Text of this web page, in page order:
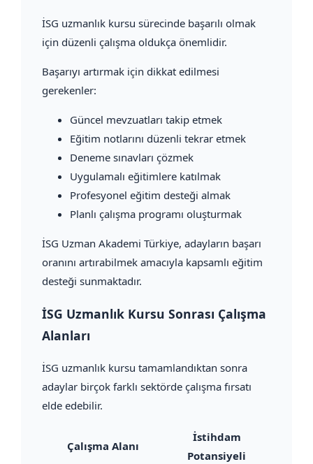
İSG uzmanlık kursu sürecinde başarılı olmak
için düzenli çalışma oldukça önemlidir.
Başarıyı artırmak için dikkat edilmesi
gerekenler:
Güncel mevzuatları takip etmek
Eğitim notlarını düzenli tekrar etmek
Deneme sınavları çözmek
Uygulamalı eğitimlere katılmak
Profesyonel eğitim desteği almak
Planlı çalışma programı oluşturmak
İSG Uzman Akademi Türkiye, adayların başarı
oranını artırabilmek amacıyla kapsamlı eğitim
desteği sunmaktadır.
İSG Uzmanlık Kursu Sonrası Çalışma
Alanları
İSG uzmanlık kursu tamamlandıktan sonra
adaylar birçok farklı sektörde çalışma fırsatı
elde edebilir.
Çalışma Alanı
İstihdam
Potansiyeli